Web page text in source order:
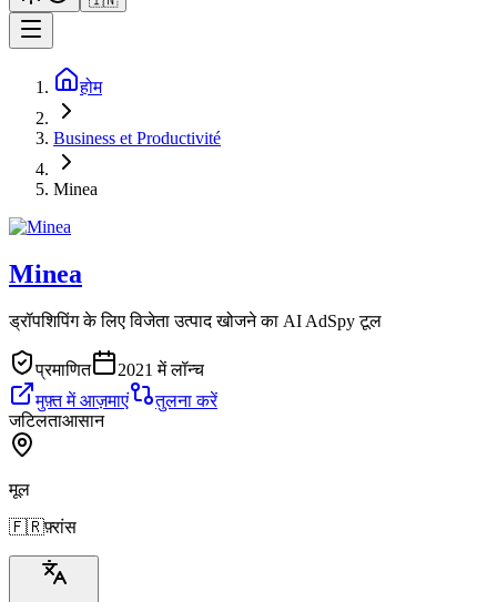
होम
Business et Productivité
Minea
Minea
ड्रॉपशिपिंग के लिए विजेता उत्पाद खोजने का AI AdSpy टूल
प्रमाणित
2021 में लॉन्च
मुफ़्त में आज़माएं
तुलना करें
जटिलताआसान
मूल
🇫🇷फ़्रांस